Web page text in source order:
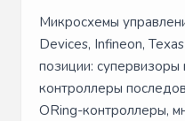
Микросхемы
Devices, Infineon,
позиции:
контроллеры
ORing-контроллеры,